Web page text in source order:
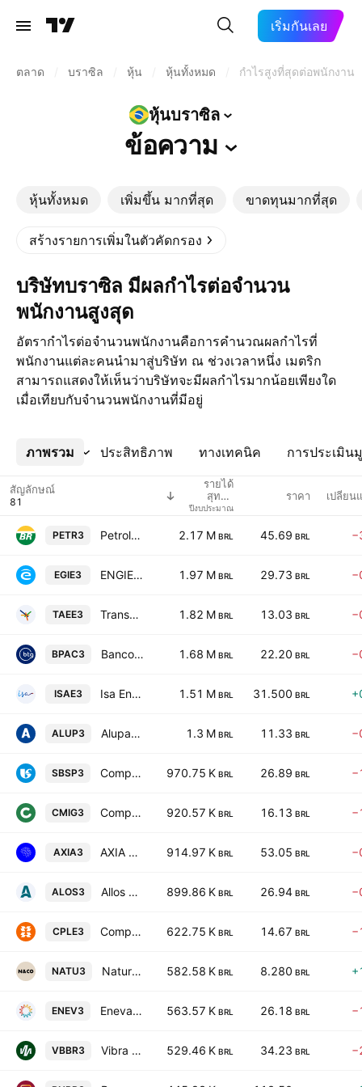
เริ่มกันเลย
ตลาด บราซิล หุ้น หุ้นทั้งหมด กำไรสูงที่สุดต่อพนักงาน
หุ้นบราซิล
ข้อความ
หุ้นทั้งหมด เพิ่มขึ้น มากที่สุด ขาดทุนมากที่สุด
สร้างรายการเพิ่มในตัวคัดกรอง
บริษัทบราซิล มีผลกำไรต่อจำนวน
พนักงานสูงสุด
อัตรากำไรต่อจำนวนพนักงานคือการคำนวณผลกำไรที่
พนักงานแต่ละคนนำมาสู่บริษัท ณ ช่วงเวลาหนึ่ง เมตริก
สามารถแสดงให้เห็นว่าบริษัทจะมีผลกำไรมากน้อยเพียงใด
เมื่อเทียบกับจำนวนพนักงานที่มีอยู่
ภาพรวม ประสิทธิภาพ ทางเทคนิค การประเมิน
เพิ่มเติม
สัญลักษณ์
รายได้
สุทธิ /
จำนวน
ปีงบประมาณ
ราคา เปลี่ยน
PETR3 Petroleo Brasileiro SA 2.17 M BRL 45.69 BRL
EGIE3 ENGIE Brasil Energia S.A. 1.97 M BRL 29.73 BRL
TAEE3 Transmissora Alianca De Energia Eletrica S.A. 1.82 M BRL 13.03 BRL
BPAC3 Banco BTG Pactual SA 1.68 M BRL 22.20 BRL
ISAE3 Isa Energia Brasil SA 1.51 M BRL 31.500 BRL
ALUP3 Alupar Investimento SA 1.3 M BRL 11.33 BRL
SBSP3 Companhia de Saneamento Basico do Estado de Sao Paulo SABESP 970.75 K BRL 26.89 BRL
CMIG3 Companhia Energetica de Minas Gerais SA 920.57 K BRL 16.13 BRL
AXIA3 AXIA Energia SA 914.97 K BRL 53.05 BRL
ALOS3 Allos S.A. 899.86 K BRL 26.94 BRL
CPLE3 Companhia Paranaense de Energia 622.75 K BRL 14.67 BRL
NATU3 Natura Cosmeticos SA 582.58 K BRL 8.280 BRL
ENEV3 Eneva S.A. 563.57 K BRL 26.18 BRL
VBBR3 Vibra Energia SA 529.46 K BRL 34.23 BRL